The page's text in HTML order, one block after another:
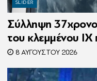
SLIDER
Σύλληψη
του κλεμμένου
τροχαίο
8 ΑΥΓΟΎΣΤΟΥ 2026